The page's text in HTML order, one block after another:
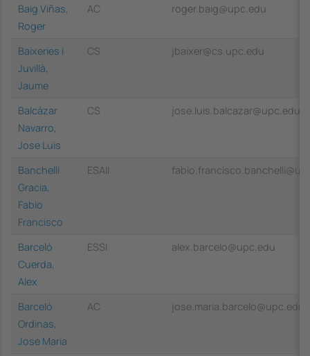
Baig Viñas,
Roger
AC roger.baig@upc.edu
Baixeries i
Juvillà,
Jaume
CS jbaixer@cs.upc.edu
Balcázar
Navarro,
Jose Luis
CS jose.luis.balcazar@upc.edu
Banchelli
Gracia,
Fabio
Francisco
ESAII
Barceló
Cuerda,
Alex
ESSI alex.barcelo@upc.edu
Barceló
Ordinas,
Jose Maria
AC jose.maria.barcelo@upc.edu